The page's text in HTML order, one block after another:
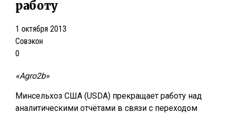
работу
1 октября 2013
Совэкон
0
«Agro2b»
Минсельхоз США (USDA) прекращает работу над
аналитическими отчётами в связи с переходом